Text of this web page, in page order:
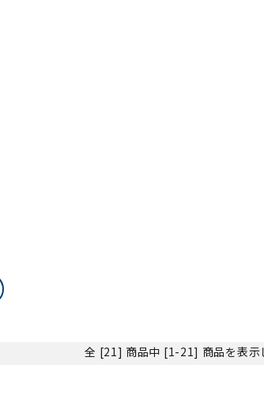
全 [21] 商品中 [1-21] 商品を表示